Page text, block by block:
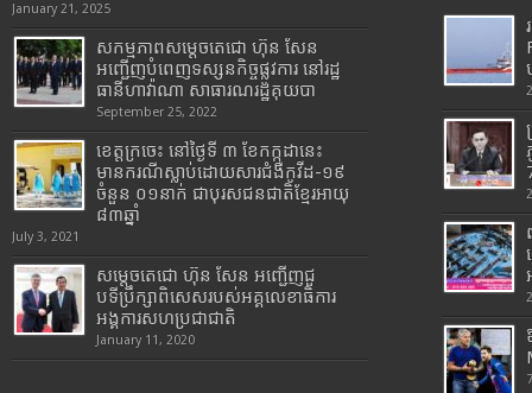
January 21, 2025
សកម្មភាពសម្តេចតេជោ ហ៊ុន សែន
អញ្ជើញបំពេញទស្សនកិច្ចផ្លូវការ នៅរដ្ឋ
ធានីហាវ៉ាណា សាធារណរដ្ឋគុយបា
September 25, 2022
ខេត្តក្រចេះ នៅថ្ងៃទី ៣ ខែកក្កដានេះ
មានករណីស្លាប់ដោយសារជំងឺកូវីដ-១៩
ចំនួន ០១នាក់ ជាបុរសជនជាតិខ្មែរអាយុ
៨៣ឆ្នាំ
July 3, 2021
សម្តេចតេជោ ហ៊ុន សែន អញ្ជើញជួ
បទីប្រឹក្សាពិសេសរបស់អគ្គលេខាធិការ
អង្គការសហប្រជាជាតិ
January 11, 2020